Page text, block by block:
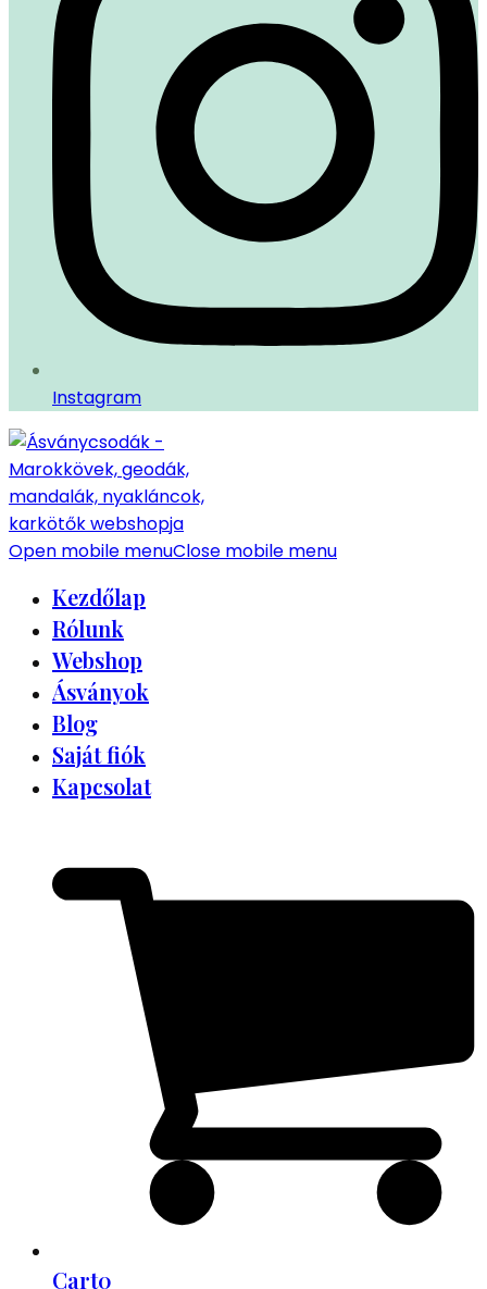
Instagram
Open mobile menuClose mobile menu
Kezdőlap
Rólunk
Webshop
Ásványok
Blog
Saját fiók
Kapcsolat
Cart0